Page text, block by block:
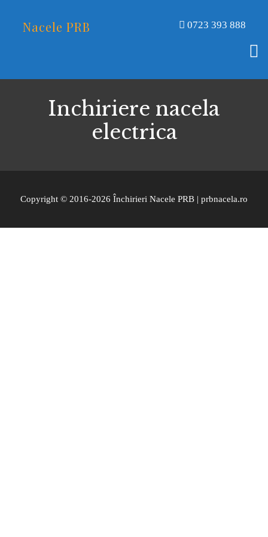
Nacele PRB 0723 393 888
Inchiriere nacela
electrica
Copyright © 2016-2026 Închirieri Nacele PRB | prbnacela.ro